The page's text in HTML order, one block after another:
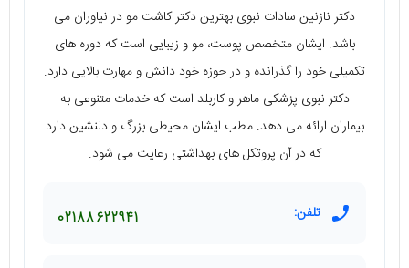
دکتر نازنین سادات نبوی بهترین دکتر کاشت مو در نیاوران می
باشد. ایشان متخصص پوست، مو و زیبایی است که دوره های
تکمیلی خود را گذرانده و در حوزه خود دانش و مهارت بالایی دارد.
دکتر نبوی پزشکی ماهر و کاربلد است که خدمات متنوعی به
بیماران ارائه می دهد. مطب ایشان محیطی بزرگ و دلنشین دارد
که در آن پروتکل های بهداشتی رعایت می شود.
تلفن: 02188622941